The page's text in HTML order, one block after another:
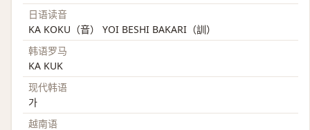
日语读音
KA KOKU（音） YOI BESHI BAKARI（訓）
韩语罗马
KA KUK
现代韩语
가
越南语